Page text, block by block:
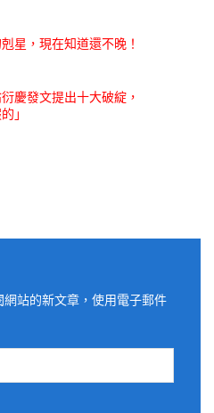
星，現在知道還不晚！
慶發文提出十大破綻，
」
站的新文章，使用電子郵件